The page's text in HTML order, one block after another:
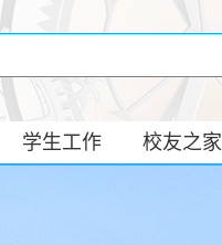
学生工作 校友之家